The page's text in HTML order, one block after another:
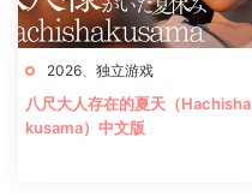
2026 独立游戏
八尺大人存在的夏天（Hachisha
kusama）中文版